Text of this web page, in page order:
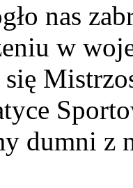
nas
w
się
dumni z